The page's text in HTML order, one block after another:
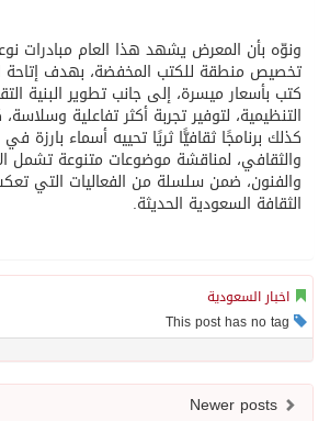
ونوّه بأن المعرض يشهد هذا العام مبادرات
تخصيص منطقة للكتب المخفضة، بهدف إتاحة
كتب بأسعار ميسرة، إلى جانب تطوير البنية
التنظيمية، لتوفير تجربة أكثر تفاعلية
كذلك برنامجًا ثقافيًّا ثريًا تحييه أسماء بارزة
والثقافي، لمناقشة موضوعات متنوعة تشمل
والفنون، ضمن سلسلة من الفعاليات التي
الثقافة السعودية الحديثة.
اخبار السعودية